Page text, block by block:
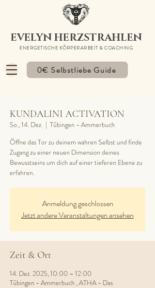
ENERGETISCHE KÖRPERARBEIT & COACHING
EVELYN HERZSTRAHLEN
0€ Selbstliebe Guide
KUNDALINI ACTIVATION
So., 14. Dez.
  |
Tübingen - Ammerbuch
Öffne das Tor zu deinem wahren Selbst und finde
Zugang zu einer neuen Dimension deines
Bewusstseins um dich auf einer tieferen Ebene zu
erfahren.
Anmeldung geschlossen
Jetzt andere Veranstaltungen ansehen
Zeit & Ort
14. Dez. 2025, 10:00 – 12:00
Tübingen - Ammerbuch , ATHA - Das